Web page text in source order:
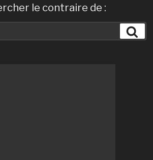
le contraire de :